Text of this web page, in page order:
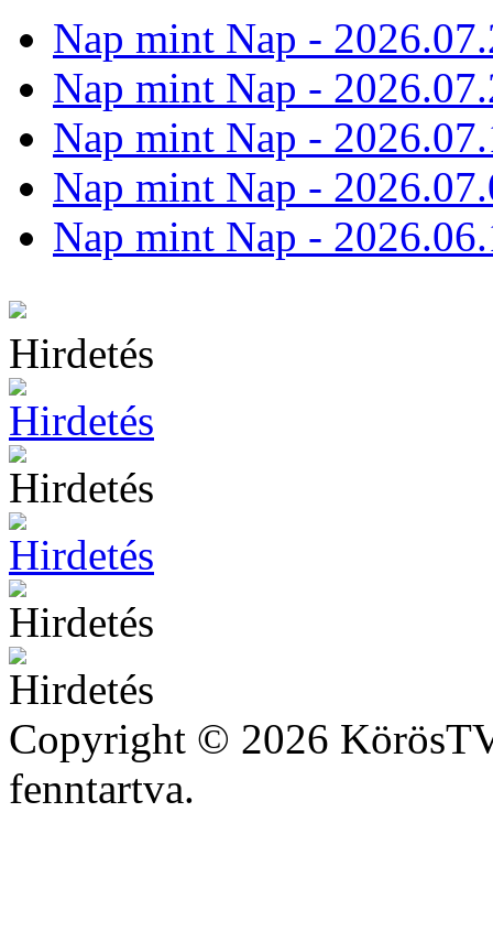
Nap mint Nap -
Nap mint Nap -
Nap mint Nap -
Nap mint Nap -
Nap mint Nap -
Hirdetés
Copyright © 2026
fenntartva.